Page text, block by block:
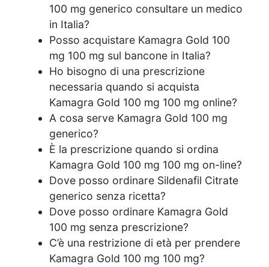
100 mg generico consultare un medico
in Italia?
Posso acquistare Kamagra Gold 100
mg 100 mg sul bancone in Italia?
Ho bisogno di una prescrizione
necessaria quando si acquista
Kamagra Gold 100 mg 100 mg online?
A cosa serve Kamagra Gold 100 mg
generico?
È la prescrizione quando si ordina
Kamagra Gold 100 mg 100 mg on-line?
Dove posso ordinare Sildenafil Citrate
generico senza ricetta?
Dove posso ordinare Kamagra Gold
100 mg senza prescrizione?
C’è una restrizione di età per prendere
Kamagra Gold 100 mg 100 mg?